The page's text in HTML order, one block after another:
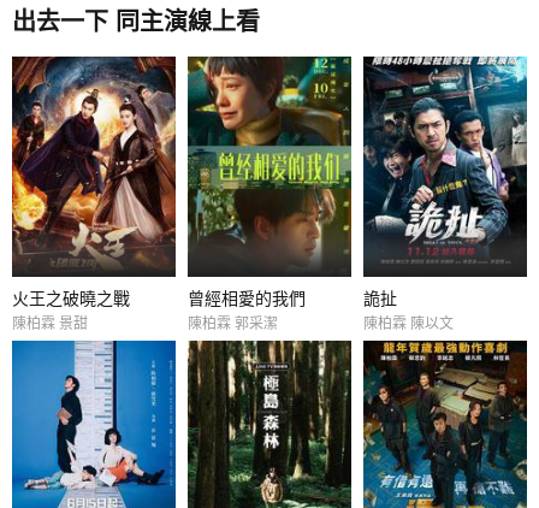
出去一下 同主演線上看
火王之破曉之戰
陳柏霖 景甜
曾經相愛的我們
陳柏霖 郭采潔
詭扯
陳柏霖 陳以文